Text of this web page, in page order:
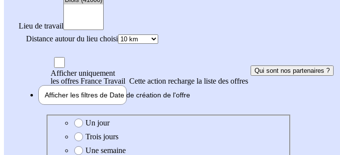
Lieu de travail
Distance autour du lieu choisi
Afficher uniquement
les offres France Travail Cette action recharge la liste des offres
Qui sont nos partenaires ?
Afficher les filtres de Date de création de l'offre
Date de création de l'offre
Un jour
Trois jours
Une semaine